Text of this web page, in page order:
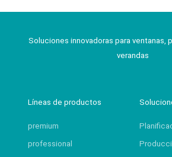
Soluciones innovadoras para ventanas,
verandas
Líneas de productos
premium
professional